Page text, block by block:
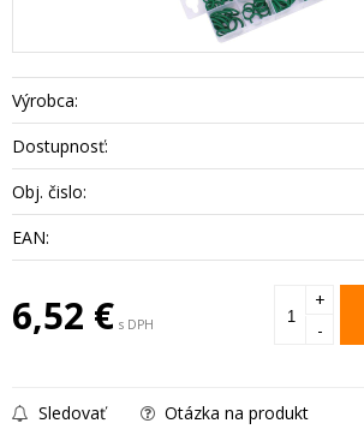
Výrobca:
Dostupnosť:
Obj. čislo:
EAN:
6,52 € s DPH
+
-
Sledovať Otázka na produkt